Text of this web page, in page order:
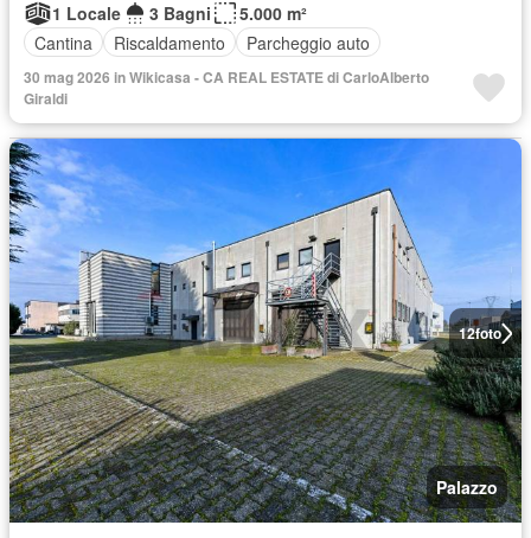
1 Locale
3 Bagni
5.000 m²
Cantina
Riscaldamento Parcheggio auto
30 mag 2026 in Wikicasa - CA REAL ESTATE di CarloAlberto
Giraldi
12foto
Palazzo